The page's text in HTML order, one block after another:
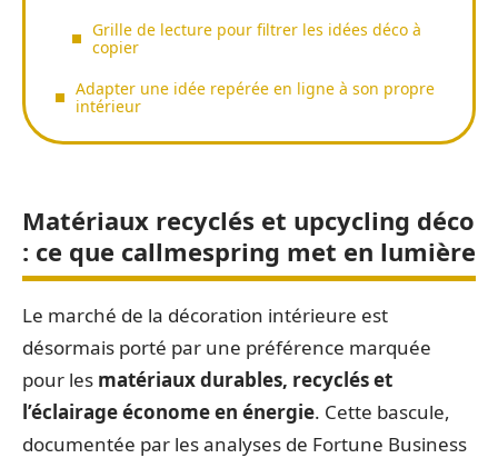
Grille de lecture pour filtrer les idées déco à
copier
Adapter une idée repérée en ligne à son propre
intérieur
Matériaux recyclés et upcycling déco
: ce que callmespring met en lumière
Le marché de la décoration intérieure est
désormais porté par une préférence marquée
pour les matériaux durables, recyclés et
l’éclairage économe en énergie. Cette bascule,
documentée par les analyses de Fortune Business